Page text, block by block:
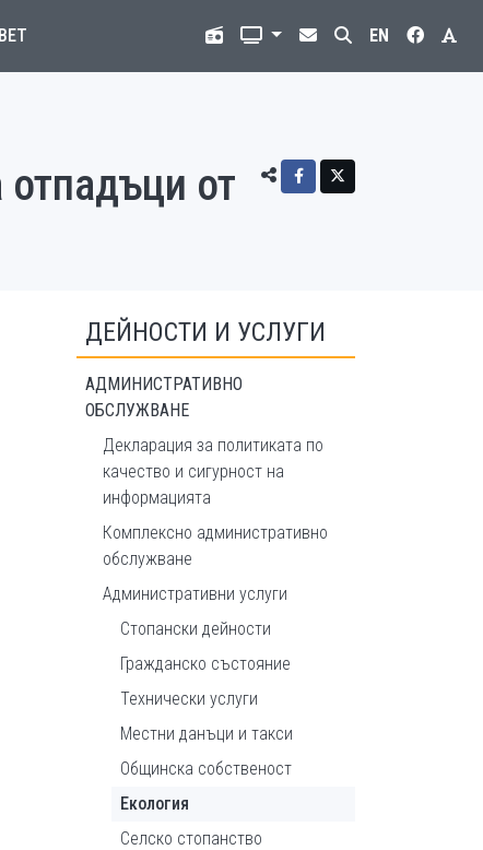
EN
от
ДЕЙНОСТИ И УСЛУГИ
АДМИНИСТРАТИВНО
ОБСЛУЖВАНЕ
Декларация за политиката по
качество и сигурност на
информацията
Комплексно административно
обслужване
Административни услуги
Стопански дейности
Гражданско състояние
Технически услуги
Местни данъци и такси
Общинска собственост
Екология
Селско стопанство